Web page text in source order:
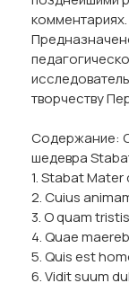
комментариях.
творчеству
Содержание:
шедевра
1. Stabat
2. Cuius
3. O quam
4. Quae
5. Quis est
6. Vidit suum